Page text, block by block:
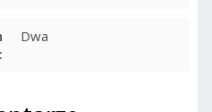
Dwa